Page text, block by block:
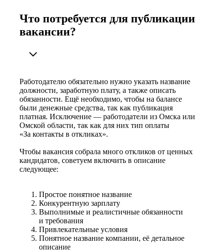
Что потребуется для публикации
вакансии?
Работодателю обязательно нужно указать название
должности, заработную плату, а также описать
обязанности. Ещё необходимо, чтобы на балансе
были денежные средства, так как публикация
платная. Исключение — работодатели из Омска или
Омской области, так как для них тип оплаты
«За контакты в откликах».
Чтобы вакансия собрала много откликов от ценных
кандидатов, советуем включить в описание
следующее:
Простое понятное название
Конкурентную зарплату
Выполнимые и реалистичные обязанности
и требования
Привлекательные условия
Понятное название компании, её детальное
описание